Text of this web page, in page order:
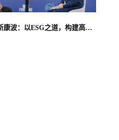
对话赛力斯康波：以ESG之道，构建高端智能汽车品牌全球竞争力